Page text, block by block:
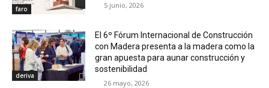
faro 5 junio, 2026
deriva
El 6º Fórum Internacional de Construcción
con Madera presenta a la madera como la
gran apuesta para aunar construcción y
sostenibilidad
26 mayo, 2026